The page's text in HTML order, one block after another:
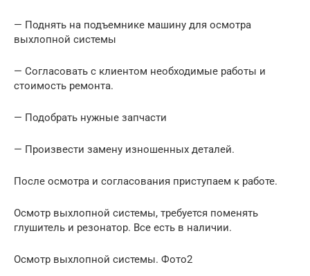
— Поднять на подъемнике машину для осмотра
выхлопной системы
— Согласовать с клиентом необходимые работы и
стоимость ремонта.
— Подобрать нужные запчасти
— Произвести замену изношенных деталей.
После осмотра и согласования приступаем к работе.
Осмотр выхлопной системы, требуется поменять
глушитель и резонатор. Все есть в наличии.
Осмотр выхлопной системы. Фото2